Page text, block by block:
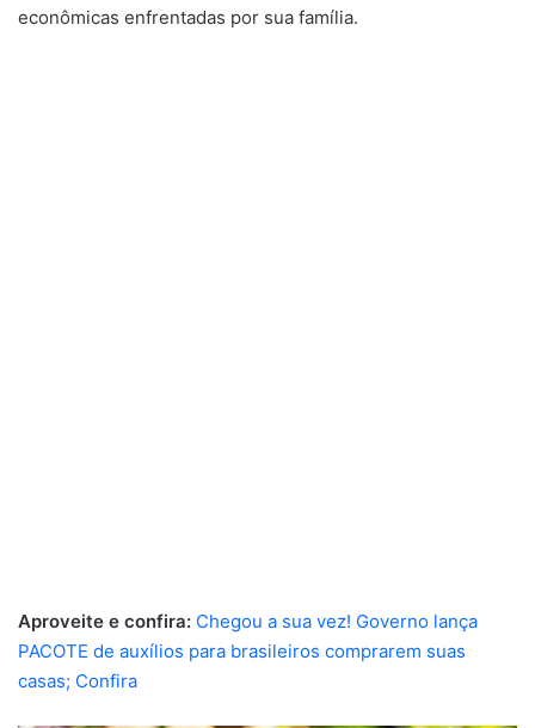
econômicas enfrentadas por sua família.
Aproveite e confira: Chegou a sua vez! Governo lança
PACOTE de auxílios para brasileiros comprarem suas
casas; Confira